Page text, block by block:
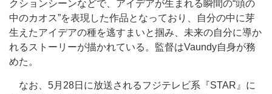
クションシーンなどで、アイデアが生まれる瞬間の“頭の
中のカオス”を表現した作品となっており、自分の中に芽
生えたアイデアの種を逃すまいと掴み、未来の自分に導か
れるストーリーが描かれている。監督はVaundy自身が務
めた。
なお、5月28日に放送されるフジテレビ系『STAR』に